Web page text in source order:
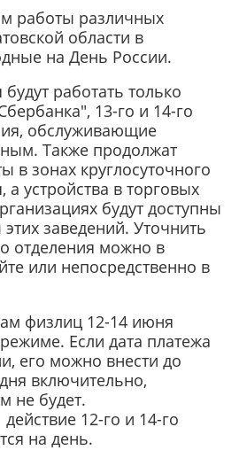
работы различных
области в
на День России.
работать только
13-го и 14-го
обслуживающие
Также продолжат
в зонах круглосуточного
устройства в торговых
будут доступны
заведений. Уточнить
отделения можно в
или непосредственно в
физлиц 12-14 июня
Если дата платежа
его можно внести до
включительно,
не будет.
12-го и 14-го
на день.